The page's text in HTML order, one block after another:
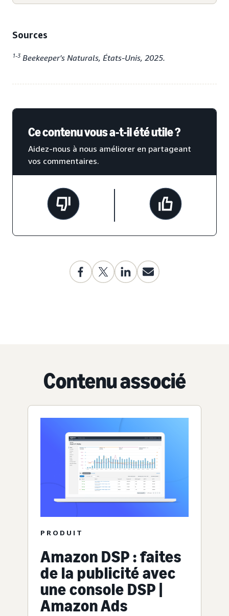
Sources
1-3 Beekeeper's Naturals, États-Unis, 2025.
Ce contenu vous a-t-il été utile ?
Aidez-nous à nous améliorer en partageant
vos commentaires.
Contenu associé
PRODUIT
Amazon DSP : faites
de la publicité avec
une console DSP |
Amazon Ads